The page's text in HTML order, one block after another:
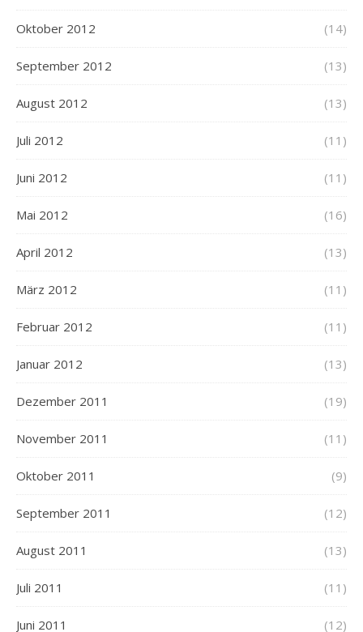
Oktober 2012 (14)
September 2012 (13)
August 2012 (13)
Juli 2012 (11)
Juni 2012 (11)
Mai 2012 (16)
April 2012 (13)
März 2012 (11)
Februar 2012 (11)
Januar 2012 (13)
Dezember 2011 (19)
November 2011 (11)
Oktober 2011 (9)
September 2011 (12)
August 2011 (13)
Juli 2011 (11)
Juni 2011 (12)